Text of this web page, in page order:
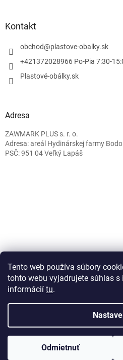
Tento web používa súbory
tohto webu vyjadrujete súhlas
informácií tu.
Odmietnuť
Kontakt
obchod@plastove-obalky.sk
+421372028966 Po-Pia 7:30-
Plastové-obálky.sk
Adresa
ZAWMARK PLUS s. r. o.
Adresa: areál Hydinárskej farmy
PSČ: 951 04 Veľký Lapáš
Copyright 2026Plastove-
Upraviť